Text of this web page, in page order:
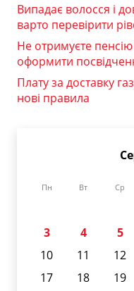
Випадає волосся і
варто перевірити
Не отримуєте
оформити
Плату за доставку
нові правила
Пн Вт Ср
3
4 5
10
11 12
17
18 19